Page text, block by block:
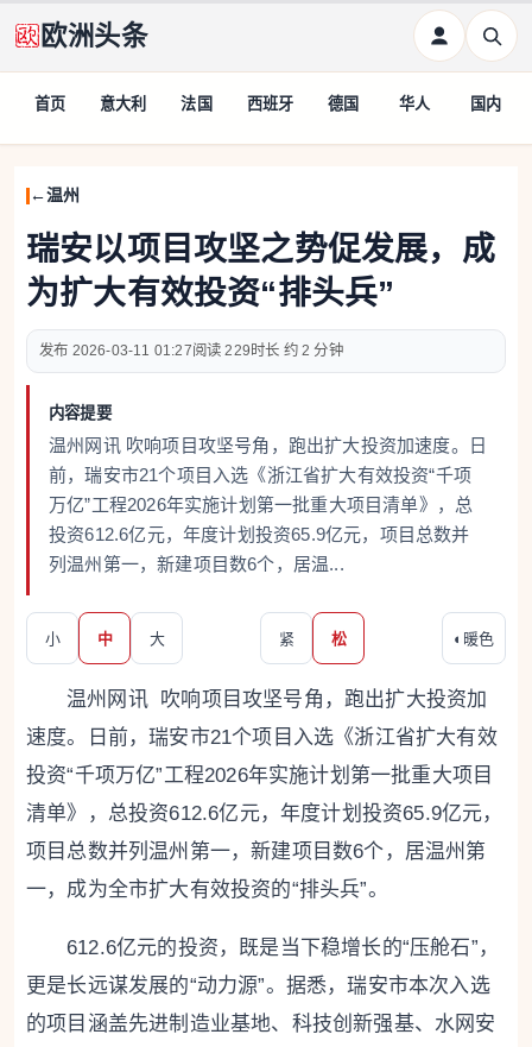
欧洲头条
首页 意大利 法国 西班牙 德国 华人 国内
温州
瑞安以项目攻坚之势促发展，成
为扩大有效投资“排头兵”
2026-03-11 01:27 229 约 2 分钟
内容提要
温州网讯 吹响项目攻坚号角，跑出扩大投资加速度。日
前，瑞安市21个项目入选《浙江省扩大有效投资“千项
万亿”工程2026年实施计划第一批重大项目清单》，总
投资612.6亿元，年度计划投资65.9亿元，项目总数并
列温州第一，新建项目数6个，居温...
小 中 大 紧 松 ◐ 暖色
温州网讯 吹响项目攻坚号角，跑出扩大投资加
速度。日前，瑞安市21个项目入选《浙江省扩大有效
投资“千项万亿”工程2026年实施计划第一批重大项目
清单》，总投资612.6亿元，年度计划投资65.9亿元，
项目总数并列温州第一，新建项目数6个，居温州第
一，成为全市扩大有效投资的“排头兵”。
612.6亿元的投资，既是当下稳增长的“压舱石”，
更是长远谋发展的“动力源”。据悉，瑞安市本次入选
的项目涵盖先进制造业基地、科技创新强基、水网安